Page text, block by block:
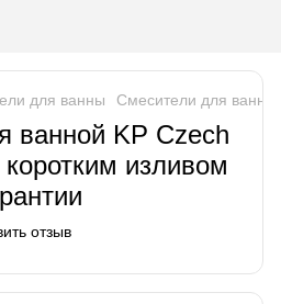
для ванны Смесители для ванны
ванной KP Czech
изливом
отзыв